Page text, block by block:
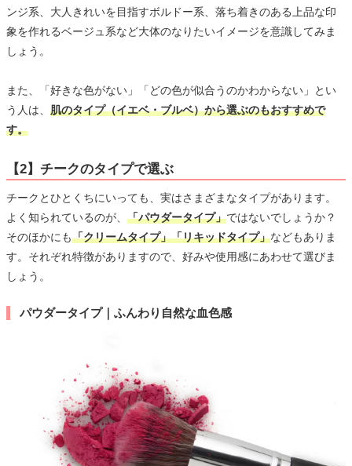
ンジ系、大人きれいを目指すボルドー系、落ち着きのある上品な印
象を作れるベージュ系など大体のなりたいイメージを意識してみま
しょう。
また、「好きな色がない」「どの色が似合うのかわからない」とい
う人は、 肌のタイプ（イエベ・ブルベ）から選ぶのもおすすめで
す。
【2】チークのタイプで選ぶ
チークとひとくちにいっても、実はさまざまなタイプがあります。
よく知られているのが、 「パウダータイプ」ではないでしょうか？
そのほかにも「クリームタイプ」「リキッドタイプ」などもありま
す。それぞれ特徴がありますので、好みや使用感にあわせて選びま
しょう。
パウダータイプ｜ふんわり自然な血色感